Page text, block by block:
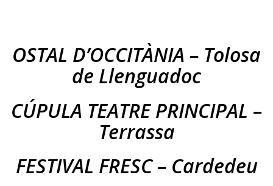
Sessions
Premsa
Cartells
Contactar
OSTAL D’OCCITÀNIA – Tolosa
de Llenguadoc
CÚPULA TEATRE PRINCIPAL –
Terrassa
FESTIVAL FRESC – Cardedeu